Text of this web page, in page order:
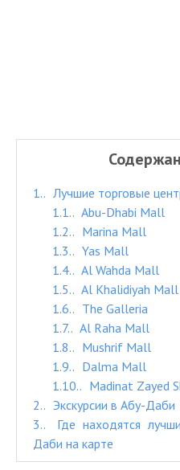
1.
Лучшие торговые
1.1.
Abu-Dhabi Mall
1.2.
Marina Mall
1.3.
Yas Mall
1.4.
Al Wahda Mall
1.5.
Al Khalidiyah Mall
1.6.
The Galleria
1.7.
Al Raha Mall
1.8.
Mushrif Mall
1.9.
Dalma Mall
1.10.
Madinat Zayed
2.
Экскурсии в Абу-Даби
3.
Где находятся
Даби на карте